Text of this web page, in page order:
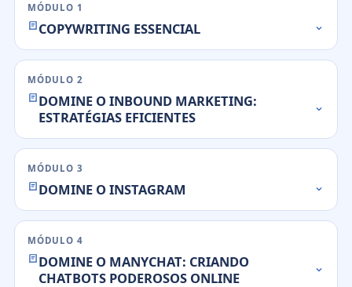
MÓDULO 1
COPYWRITING ESSENCIAL
MÓDULO 2
DOMINE O INBOUND MARKETING:
ESTRATÉGIAS EFICIENTES
MÓDULO 3
DOMINE O INSTAGRAM
MÓDULO 4
DOMINE O MANYCHAT: CRIANDO
CHATBOTS PODEROSOS ONLINE